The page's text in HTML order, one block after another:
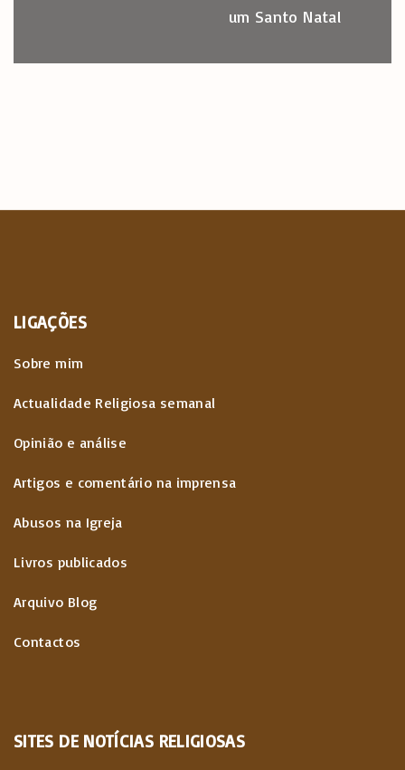
um Santo Natal
LIGAÇÕES
Sobre mim
Actualidade Religiosa semanal
Opinião e análise
Artigos e comentário na imprensa
Abusos na Igreja
Livros publicados
Arquivo Blog
Contactos
SITES DE NOTÍCIAS RELIGIOSAS